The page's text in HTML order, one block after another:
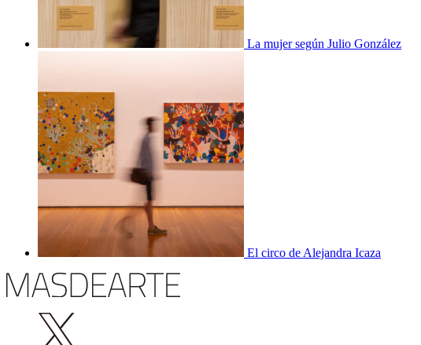
La mujer según Julio González
El circo de Alejandra Icaza